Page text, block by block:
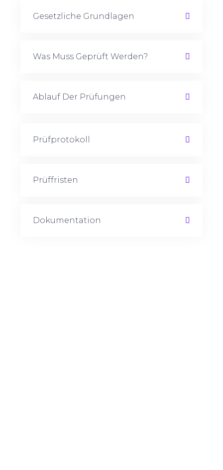
Gesetzliche Grundlagen
Was Muss Geprüft Werden?
Ablauf Der Prüfungen
Prüfprotokoll
Prüffristen
Dokumentation